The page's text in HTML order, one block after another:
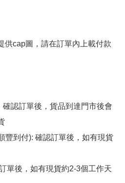
供cap圖，請在訂單內上載付款
認訂單後，貨品到達門市後會
豐到付): 確認訂單後，如有現貨
單後，如有現貨約2-3個工作天